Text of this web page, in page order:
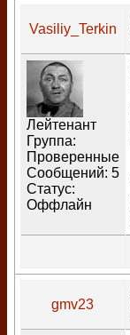
Vasiliy_Terkin
Лейтенант
Группа:
Проверенные
Сообщений: 5
Статус:
Оффлайн
gmv23